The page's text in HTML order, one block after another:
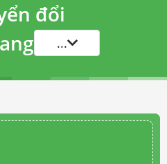
đổi
...